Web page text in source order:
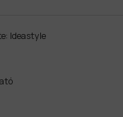
Ideastyle